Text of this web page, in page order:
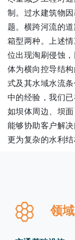
制。过水建筑物
题。横跨河流的
箱型两种。上述
位出现淘刷侵蚀
体为横向控导结
式及其水域水流
中的经验，我们
如坝体周边、坝
能够协助客户解
更为复杂的水利结
领域